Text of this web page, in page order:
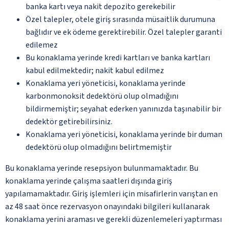
banka kartı veya nakit depozito gerekebilir
Özel talepler, otele giriş sırasında müsaitlik durumuna
bağlıdır ve ek ödeme gerektirebilir. Özel talepler garanti
edilemez
Bu konaklama yerinde kredi kartları ve banka kartları
kabul edilmektedir; nakit kabul edilmez
Konaklama yeri yöneticisi, konaklama yerinde
karbonmonoksit dedektörü olup olmadığını
bildirmemiştir; seyahat ederken yanınızda taşınabilir bir
dedektör getirebilirsiniz.
Konaklama yeri yöneticisi, konaklama yerinde bir duman
dedektörü olup olmadığını belirtmemiştir
Bu konaklama yerinde resepsiyon bulunmamaktadır. Bu
konaklama yerinde çalışma saatleri dışında giriş
yapılamamaktadır. Giriş işlemleri için misafirlerin varıştan en
az 48 saat önce rezervasyon onayındaki bilgileri kullanarak
konaklama yerini araması ve gerekli düzenlemeleri yaptırması